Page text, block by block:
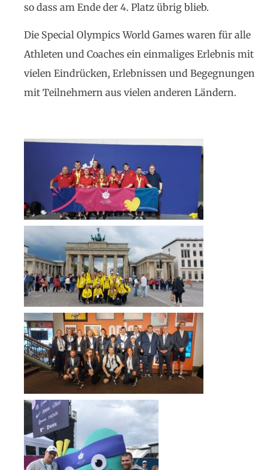
so dass am Ende der 4. Platz übrig blieb.
Die Special Olympics World Games waren für alle
Athleten und Coaches ein einmaliges Erlebnis mit
vielen Eindrücken, Erlebnissen und Begegnungen
mit Teilnehmern aus vielen anderen Ländern.